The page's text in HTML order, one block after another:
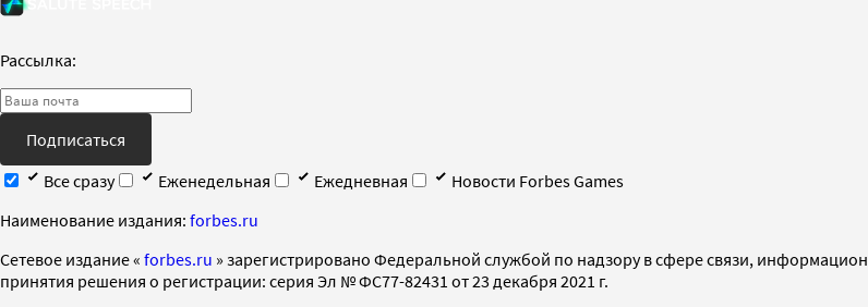
Рассылка:
Подписаться
Все сразу
Еженедельная Ежедневная
Новости Forbes Games
Наименование издания: forbes.ru
Cетевое издание « forbes.ru » зарегистрировано Федеральной службой по надзору в сфере связи,
принятия решения о регистрации: серия Эл № ФС77-82431 от 23 декабря 2021 г.